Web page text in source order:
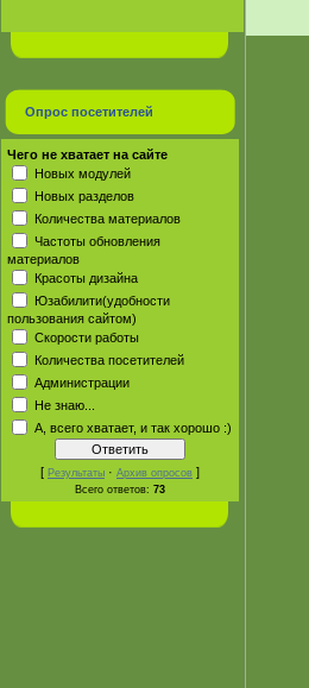
Опрос посетителей
Чего не хватает на сайте
Новых модулей
Новых разделов
Количества материалов
Частоты обновления
материалов
Красоты дизайна
Юзабилити(удобности
пользования сайтом)
Скорости работы
Количества посетителей
Администрации
Не знаю...
А, всего хватает, и так хорошо :)
[ Результаты · Архив опросов ]
Всего ответов: 73